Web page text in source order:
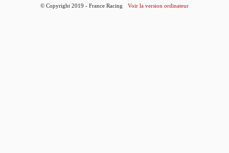
© Copyright 2019 - France Racing Voir la version ordinateur